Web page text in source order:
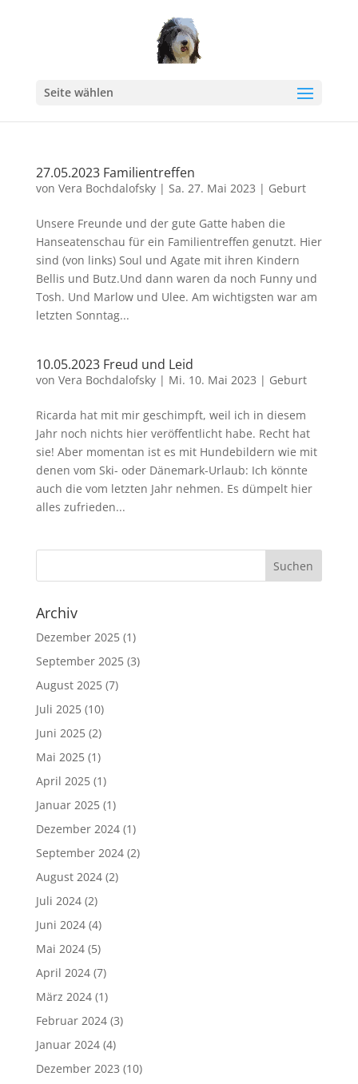
Seite wählen
27.05.2023 Familientreffen
von Vera Bochdalofsky| Sa. 27. Mai 2023 | Geburt
Unsere Freunde und der gute Gatte haben die
Hanseatenschau für ein Familientreffen genutzt. Hier
sind (von links) Soul und Agate mit ihren Kindern
Bellis und Butz.Und dann waren da noch Funny und
Tosh. Und Marlow und Ulee. Am wichtigsten war am
letzten Sonntag...
10.05.2023 Freud und Leid
von Vera Bochdalofsky| Mi. 10. Mai 2023 | Geburt
Ricarda hat mit mir geschimpft, weil ich in diesem
Jahr noch nichts hier veröffentlicht habe. Recht hat
sie! Aber momentan ist es mit Hundebildern wie mit
denen vom Ski- oder Dänemark-Urlaub: Ich könnte
auch die vom letzten Jahr nehmen. Es dümpelt hier
alles zufrieden...
Archiv
Dezember 2025(1)
September 2025(3)
August 2025(7)
Juli 2025(10)
Juni 2025(2)
Mai 2025(1)
April 2025(1)
Januar 2025(1)
Dezember 2024(1)
September 2024(2)
August 2024(2)
Juli 2024(2)
Juni 2024(4)
Mai 2024(5)
April 2024(7)
März 2024(1)
Februar 2024(3)
Januar 2024(4)
Dezember 2023 (10)